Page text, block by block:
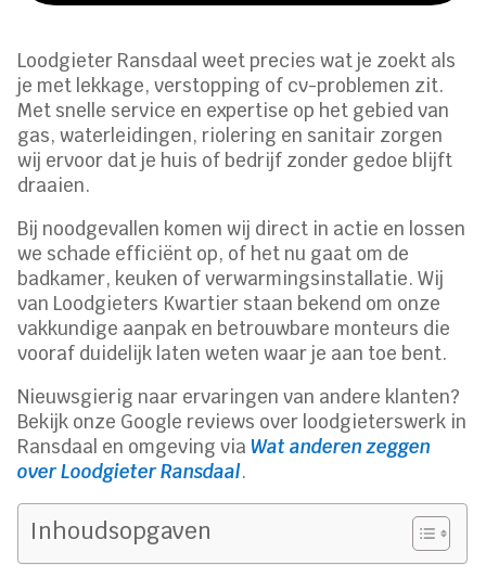
Loodgieter Ransdaal weet precies wat je zoekt als
je met lekkage, verstopping of cv-problemen zit.​
Met snelle service en expertise op het gebied van
gas, waterleidingen, riolering en sanitair zorgen
wij ervoor dat je huis of bedrijf zonder gedoe blijft
draaien.​
Bij noodgevallen komen wij direct in actie en lossen
we schade efficiënt op, of het nu gaat om de
badkamer, keuken of verwarmingsinstallatie.​ Wij
van Loodgieters Kwartier staan bekend om onze
vakkundige aanpak en betrouwbare monteurs die
vooraf duidelijk laten weten waar je aan toe bent.​
Nieuwsgierig naar ervaringen van andere klanten?
Bekijk onze Google reviews over loodgieterswerk in
Ransdaal en omgeving via Wat anderen zeggen
over Loodgieter Ransdaal.​
Inhoudsopgaven